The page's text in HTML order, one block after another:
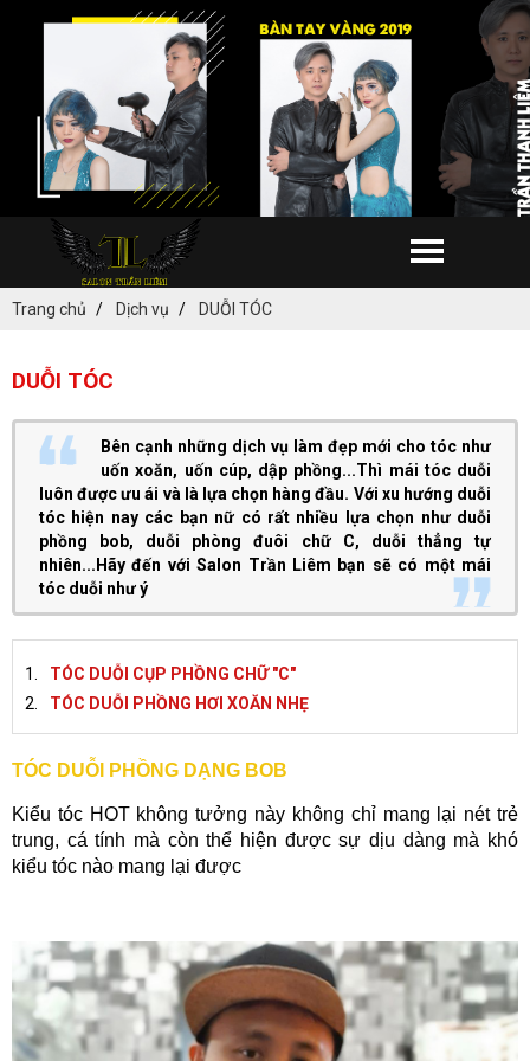
Trang chủ Dịch vụ DUỖI TÓC
DUỖI TÓC
Bên cạnh những dịch vụ làm đẹp mới cho tóc như
uốn xoăn, uốn cúp, dập phồng...Thì mái tóc duỗi
luôn được ưu ái và là lựa chọn hàng đầu. Với xu hướng duỗi
tóc hiện nay các bạn nữ có rất nhiều lựa chọn như duỗi
phồng bob, duỗi phòng đuôi chữ C, duỗi thẳng tự
nhiên...Hãy đến với Salon Trần Liêm bạn sẽ có một mái
tóc duỗi như ý
TÓC DUỖI CỤP PHỒNG CHỮ "C"
TÓC DUỖI PHỒNG HƠI XOĂN NHẸ
TÓC DUỖI PHỒNG DẠNG BOB
Kiểu tóc HOT không tưởng này không chỉ mang lại nét trẻ
trung, cá tính mà còn thể hiện được sự dịu dàng mà khó
kiểu tóc nào mang lại được